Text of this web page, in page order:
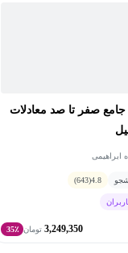
صفر تا صد معادلات
ابراهیمی
4.8
(643)
3,249,350 تومان 35٪